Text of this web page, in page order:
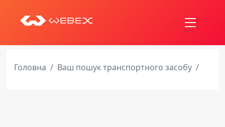
Головна Ваш пошук транспортного засобу